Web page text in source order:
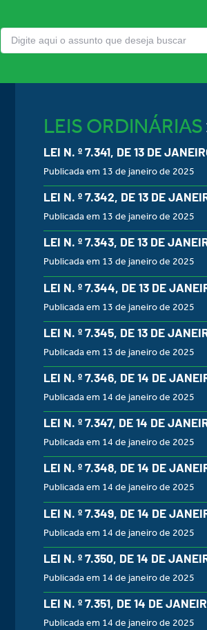
LEIS ORDINÁRIAS
LEI N. º 7.341, DE 13 DE
Publicada em 13 de janeiro de 2025
LEI N. º 7.342, DE 13 DE
Publicada em 13 de janeiro de 2025
LEI N. º 7.343, DE 13 DE
Publicada em 13 de janeiro de 2025
LEI N. º 7.344, DE 13 DE
Publicada em 13 de janeiro de 2025
LEI N. º 7.345, DE 13 DE
Publicada em 13 de janeiro de 2025
LEI N. º 7.346, DE 14 DE
Publicada em 14 de janeiro de 2025
LEI N. º 7.347, DE 14 DE
Publicada em 14 de janeiro de 2025
LEI N. º 7.348, DE 14 DE
Publicada em 14 de janeiro de 2025
LEI N. º 7.349, DE 14 DE
Publicada em 14 de janeiro de 2025
LEI N. º 7.350, DE 14 DE
Publicada em 14 de janeiro de 2025
LEI N. º 7.351, DE 14 DE
Publicada em 14 de janeiro de 2025